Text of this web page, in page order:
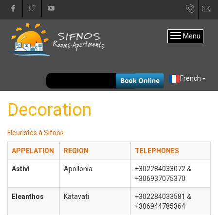
+30
31333
Menu
French
EUR
Decoration
Fleuristes à Sifnos
APPELATION REGION TELEPHONES
Astivi Apollonia
+302284033072 &
+306937075370
Eleanthos Katavati
+302284033581 &
+306944785364